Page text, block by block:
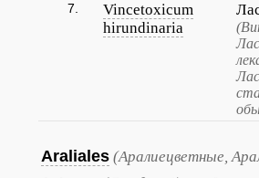
7.
Vincetoxicum
hirundinaria
Araliales (Аралиецветные,